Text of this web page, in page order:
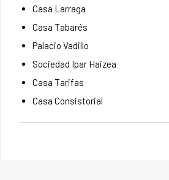
Casa Larraga
Casa Tabarés
Palacio Vadillo
Sociedad Ipar Haizea
Casa Tarifas
Casa Consistorial